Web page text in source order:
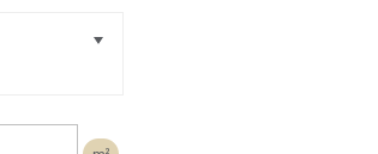
mi-
de